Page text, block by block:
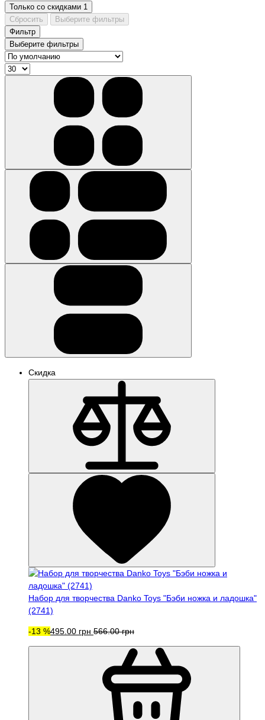
Только со cкидками 1
Сбросить
Выберите фильтры
Фильтр
Выберите фильтры
Скидка
Набор для творчества Danko Toys "Бэби ножка и ладошка"
(2741)
-13 %495.00 грн 566.00 грн